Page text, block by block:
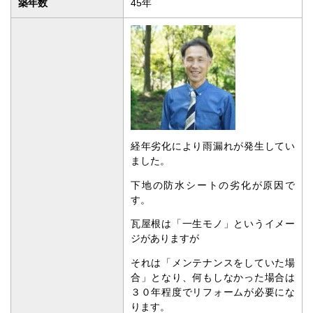
築年数 45年
経年劣化により雨漏れが発生してい
ました。
下地の防水シートの劣化が原因で
す。
瓦屋根は「一生モノ」というイメー
ジがありますが
それは「メンテナンスをしていた場
合」となり、何もしなかった場合は
３０年程度でリフォームが必要にな
ります。